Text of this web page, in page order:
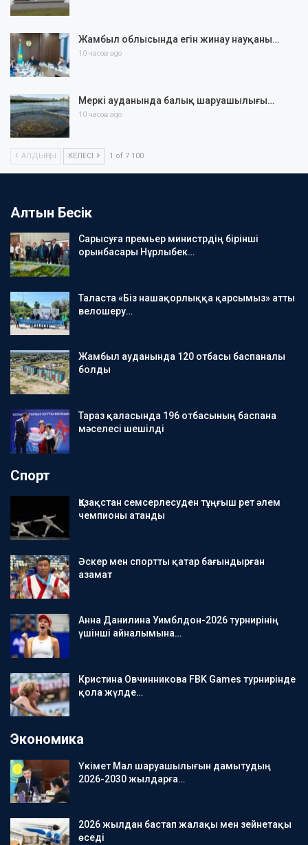
Жамбыл облысында егін жинау науқаны…
10 часов ago
Меркі ауданында балық шаруашылығы…
10 часов ago
АЛДЫҢҒЫ КЕЛЕСІ 1 of 7 100
Алтын Бесік
Сарысуға премьер министрдің бірінші
орынбасары Нұрлыбек…
Таласта «Біз нашақорлыққа қарсымыз» атты
велошеру…
Жамбыл ауданында 120 отбасы баспаналы
болды
Тараз қаласында 196 отбасының баспана
мәселесі шешілді
Спорт
Қазақстан семсерлесуден тұңғыш рет әлем
чемпионы атанды
Әскер мен спортты қатар бағындырған
азамат
Анна Данилина Уимблдон-2026 турнирінің
үшінші айналымына…
Кристина Овчинникова FBK Games турнирінде
қола жүлде…
Экономика
Үкімет Мал шаруашылығын дамытудың
2026-2030 жылдарға…
2026 жылдан бастап жалақы мен зейнетақы
өседі